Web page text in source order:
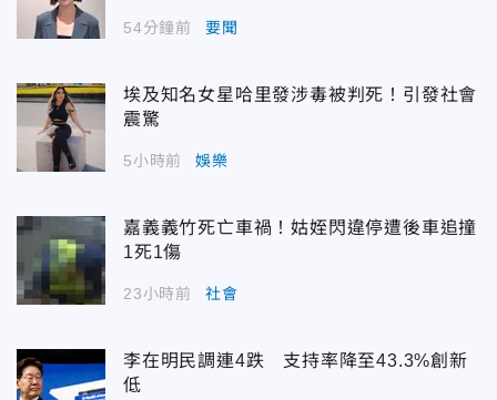
54分鐘前 要聞
埃及知名女星哈里發涉毒被判死！引發社會
震驚
5小時前 娛樂
嘉義義竹死亡車禍！姑姪閃違停遭後車追撞
1死1傷
23小時前 社會
李在明民調連4跌 支持率降至43.3%創新
低